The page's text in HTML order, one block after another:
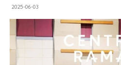
2025-06-03